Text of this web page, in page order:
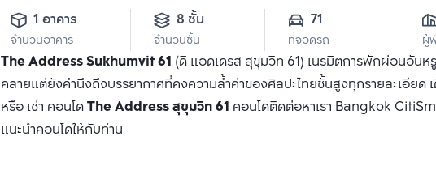
1 อาคาร
จำนวนอาคาร
8 ชั้น
จำนวนชั้น
71
ที่จอดรถ ผู้
The Address Sukhumvit 61 (ดิ แอดเดรส สุขุมวิท 61) เนรมิตการพักผ่อนอันห
คลายแต่ยังคำนึงถึงบรรยากาศที่คงความล้ำค่าของศิลปะไทยชั้นสูงทุกรายละเอียด
หรือ เช่า คอนโดThe Address สุขุมวิท 61 คอนโดติดต่อหาเรา Bangkok
แนะนำคอนโดให้กับท่าน